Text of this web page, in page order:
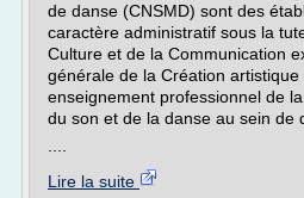
de danse (CNSMD) sont des
caractère administratif sous la
Culture et de la Communication
générale de la Création artistique
enseignement professionnel de
du son et de la danse au sein de
Lire la suite